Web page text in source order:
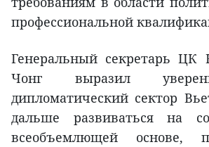
профессиональной
Генеральный секретарь
Чонг выразил
дипломатический сектор
дальше развиваться на
всеобъемлющей основе,